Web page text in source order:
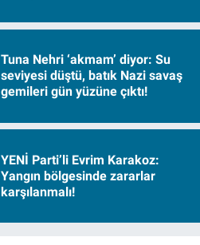
Tuna Nehri ‘akmam’ diyor: Su
seviyesi düştü, batık Nazi savaş
gemileri gün yüzüne çıktı!
YENİ Parti’li Evrim Karakoz:
Yangın bölgesinde zararlar
karşılanmalı!